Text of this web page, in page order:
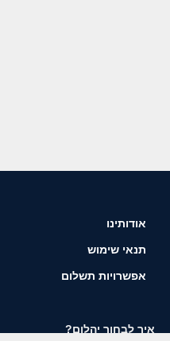
אודותינו
תנאי שימוש
אפשרויות תשלום
איך לבחור יהלום?